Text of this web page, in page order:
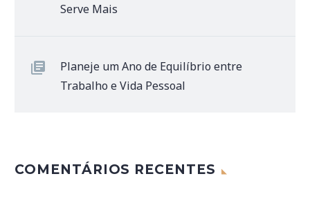
Serve Mais
Planeje um Ano de Equilíbrio entre
Trabalho e Vida Pessoal
COMENTÁRIOS RECENTES